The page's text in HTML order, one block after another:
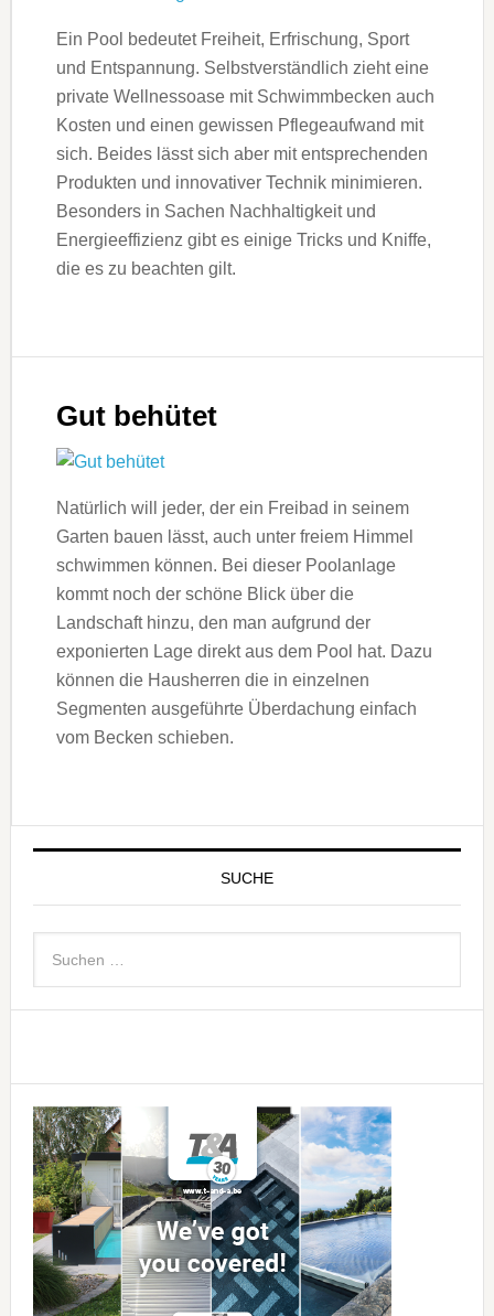
Ein Pool bedeutet Freiheit, Erfrischung, Sport
und Entspannung. Selbstverständlich zieht eine
private Wellnessoase mit Schwimmbecken auch
Kosten und einen gewissen Pflegeaufwand mit
sich. Beides lässt sich aber mit entsprechenden
Produkten und innovativer Technik minimieren.
Besonders in Sachen Nachhaltigkeit und
Energieeffizienz gibt es einige Tricks und Kniffe,
die es zu beachten gilt.
Gut behütet
Natürlich will jeder, der ein Freibad in seinem
Garten bauen lässt, auch unter freiem Himmel
schwimmen können. Bei dieser Poolanlage
kommt noch der schöne Blick über die
Landschaft hinzu, den man aufgrund der
exponierten Lage direkt aus dem Pool hat. Dazu
können die Hausherren die in einzelnen
Segmenten ausgeführte Überdachung einfach
vom Becken schieben.
SUCHE